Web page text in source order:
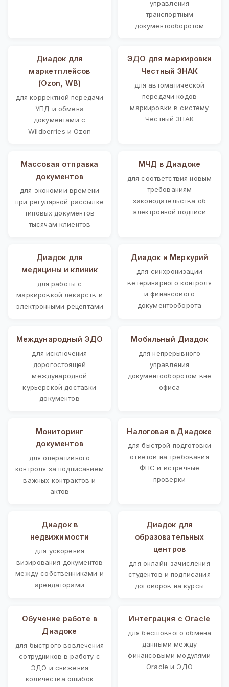
управления
транспортным
документооборотом
Диадок для
маркетплейсов
(Ozon, WB)
для корректной передачи
УПД и обмена
документами с
Wildberries и Ozon
ЭДО для маркировки
Честный ЗНАК
для автоматической
передачи кодов
маркировки в систему
Честный ЗНАК
Массовая отправка
документов
для экономии времени
при регулярной рассылке
типовых документов
тысячам клиентов
МЧД в Диадоке
для соответствия новым
требованиям
законодательства об
электронной подписи
Диадок для
медицины и клиник
для работы с
маркировкой лекарств и
электронными рецептами
Диадок и Меркурий
для синхронизации
ветеринарного контроля
и финансового
документооборота
Международный ЭДО
для исключения
дорогостоящей
международной
курьерской доставки
документов
Мобильный Диадок
для непрерывного
управления
документооборотом вне
офиса
Мониторинг
документов
для оперативного
контроля за подписанием
важных контрактов и
актов
Налоговая в Диадоке
для быстрой подготовки
ответов на требования
ФНС и встречные
проверки
Диадок в
недвижимости
для ускорения
визирования документов
между собственниками и
арендаторами
Диадок для
образовательных
центров
для онлайн-зачисления
студентов и подписания
договоров на курсы
Обучение работе в
Диадоке
для быстрого вовлечения
сотрудников в работу с
ЭДО и снижения
количества ошибок
Интеграция с Oracle
для бесшовного обмена
данными между
финансовыми модулями
Oracle и ЭДО